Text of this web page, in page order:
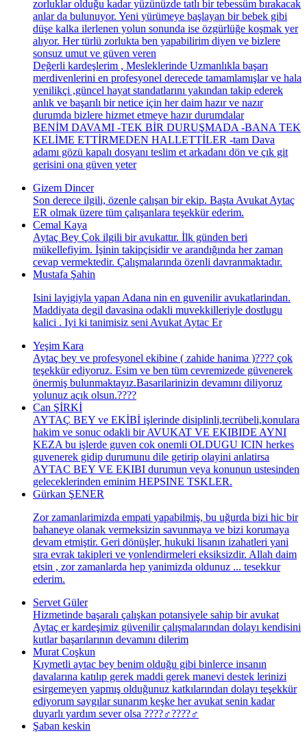
zorluklar olduğu kadar yüzünüzde tatlı bir tebessüm bırakacak
anlar da bulunuyor. Yeni yürümeye başlayan bir bebek gibi
düşe kalka ilerlenen yolun sonunda ise özgürlüğe koşmak yer
alıyor. Her türlü zorlukta ben yapabilirim diyen ve bizlere
sonsuz umut ve güven veren
Değerli kardeşlerim , Mesleklerinde Uzmanlıkla başarı
merdivenlerini en profesyonel derecede tamamlamışlar ve hala
yenilikçi ,güncel hayat standatlarını yakından takip ederek
anlık ve başarılı bir netice için her daim hazır ve nazır
durumda bizlere hizmet etmeye hazır durumdalar
BENİM DAVAMI -TEK BİR DURUŞMADA -BANA TEK
KELİME ETTİRMEDEN HALLETTİLER -tam Dava
adamı gözü kapalı dosyanı teslim et arkadanı dön ve çık git
gerisini ona güven yeter
Gizem Dincer
Son derece ilgili, özenle çalışan bir ekip. Başta Avukat Aytaç
ER olmak üzere tüm çalışanlara teşekkür ederim.
Cemal Kaya
Aytaç Bey Çok ilgili bir avukattır. İlk günden beri
mükellefiyim. İşinin takipçisidir ve arandığında her zaman
cevap vermektedir. Çalışmalarında özenli davranmaktadır.
Mustafa Şahin
Isini layigiyla yapan Adana nin en guvenilir avukatlarindan.
Maddiyata degil davasina odakli muvekkilleriyle dostlugu
kalici . Iyi ki tanimisiz seni Avukat Aytac Er
Yeşim Kara
Aytaç bey ve profesyonel ekibine ( zahide hanima )???? çok
teşekkür ediyoruz. Esim ve ben tüm cevremizede güvenerek
önermiş bulunmaktayız.Basarilarinizin devamını diliyoruz
yolunuz açık olsun.????
Can ŞİRKİ
AYTAÇ BEY ve EKİBİ işlerinde disiplinli,tecrübeli,konulara
hakim ve sonuc odakli bir AVUKAT VE EKIBIDE AYNI
KEZA bu işlerde guven cok onemli OLDUGU ICIN herkes
guvenerek gidip durumunu dile getirip olayini anlatirsa
AYTAC BEY VE EKIBI durumun veya konunun ustesinden
geleceklerinden eminim HEPSINE TSKLER.
Gürkan ŞENER
Zor zamanlarimizda empati yapabilmiş, bu uğurda bizi hic bir
bahaneye olanak vermeksizin savunmaya ve bizi korumaya
devam etmiştir. Geri dönüşler, hukuki lisanın izahatleri yani
sıra evrak takipleri ve yonlendirmeleri eksiksizdir. Allah daim
etsin , zor zamanlarda hep yanimizda oldunuz ... tesekkur
ederim.
Servet Güler
Hizmetinde başaralı çalışkan potansiyele sahip bir avukat
Aytaç er kardeşimiz güvenilir çalışmalarından dolayı kendisini
kutlar başarılarının devamını dilerim
Murat Coşkun
Kıymetli aytac bey benim olduğu gibi binlerce insanın
davalarına katılıp gerek maddi gerek manevi destek lerinizi
esirgemeyen yapmış olduğunuz katkılarından dolayı teşekkür
ediyorum saygılar sunarım keşke her avukat senin kadar
duyarlı yardım sever olsa ????‍♂️????‍♂️
Şaban keskin